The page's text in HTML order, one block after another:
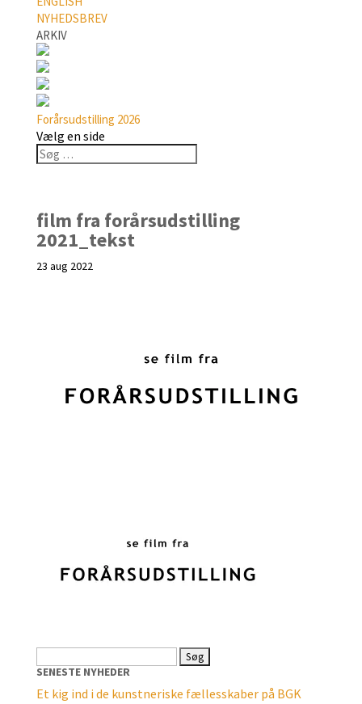
NYHEDSBREV
ARKIV
Forårsudstilling 2026
Vælg en side
film fra forårsudstilling
2021_tekst
23 aug 2022
efter:
SENESTE NYHEDER
Et kig ind i de kunstneriske fællesskaber på BGK